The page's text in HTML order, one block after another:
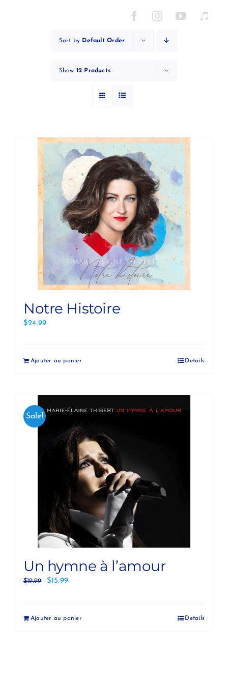
Sort by Default Order
Show 12 Products
Notre Histoire
$24.99
Ajouter au panier Details
Sale!
Un hymne à l’amour
$19.99 $15.99
Ajouter au panier Details